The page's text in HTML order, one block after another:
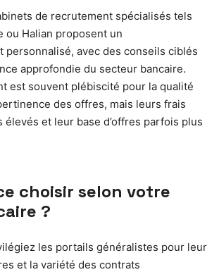
de recrutement spécialisés tels
ou Halian proposent un
personnalisé, avec des conseils ciblés
approfondie du secteur bancaire.
est souvent plébiscité pour la qualité
des offres, mais leurs frais
élevés et leur base d’offres parfois plus
choisir selon votre
?
les portails généralistes pour leur
et la variété des contrats